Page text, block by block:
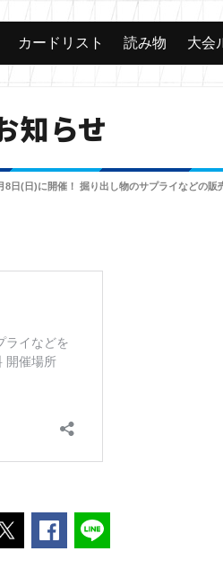
カードリスト 読み物 大会
知らせ
日(日)に開催！ 掘り出し物のサプライなどの販
ポストするFacebookでシェアす